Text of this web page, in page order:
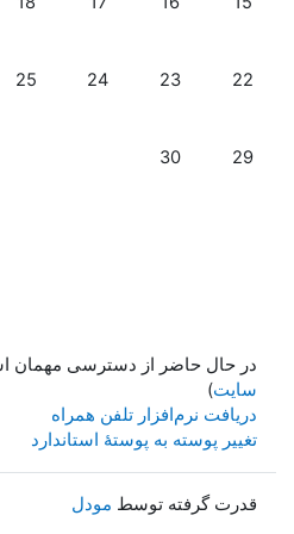
رویدادی نیست، دوشنبه، 22 سپتامبر
22 رویدادی نیست، سه‌شنبه، 23 سپتامبر
23 رویدادی نیست،
24
25
رویدادی نیست، دوشنبه، 29 سپتامبر
29 رویدادی نیست، سه‌شنبه، 30 سپتامبر
30
در حال حاضر از دسترسی مهمان
سایت)
دریافت نرم‌افزار تلفن همراه
تغییر پوسته به پوستهٔ استاندارد
قدرت گرفته توسط مودل